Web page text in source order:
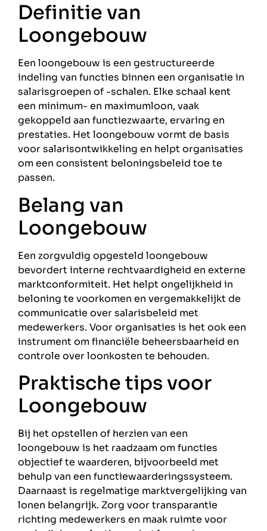
Definitie van
Loongebouw
Een loongebouw is een gestructureerde
indeling van functies binnen een organisatie in
salarisgroepen of -schalen. Elke schaal kent
een minimum- en maximumloon, vaak
gekoppeld aan functiezwaarte, ervaring en
prestaties. Het loongebouw vormt de basis
voor salarisontwikkeling en helpt organisaties
om een consistent beloningsbeleid toe te
passen.
Belang van
Loongebouw
Een zorgvuldig opgesteld loongebouw
bevordert interne rechtvaardigheid en externe
marktconformiteit. Het helpt ongelijkheid in
beloning te voorkomen en vergemakkelijkt de
communicatie over salarisbeleid met
medewerkers. Voor organisaties is het ook een
instrument om financiële beheersbaarheid en
controle over loonkosten te behouden.
Praktische tips voor
Loongebouw
Bij het opstellen of herzien van een
loongebouw is het raadzaam om functies
objectief te waarderen, bijvoorbeeld met
behulp van een functiewaarderingssysteem.
Daarnaast is regelmatige marktvergelijking van
lonen belangrijk. Zorg voor transparantie
richting medewerkers en maak ruimte voor